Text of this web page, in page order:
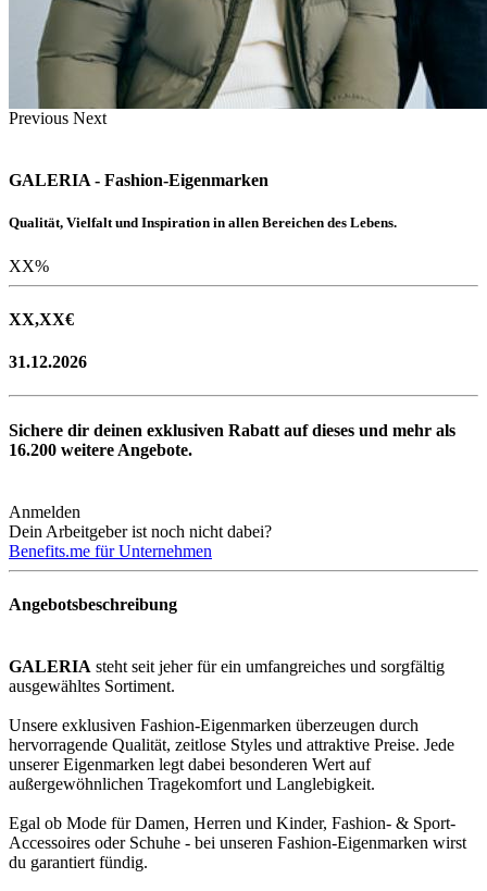
Previous Next
GALERIA - Fashion-Eigenmarken
Qualität, Vielfalt und Inspiration in allen Bereichen des Lebens.
XX%
XX,XX€
31.12.2026
Sichere dir deinen exklusiven Rabatt auf dieses und mehr als
16.200 weitere Angebote.
Anmelden
Dein Arbeitgeber ist noch nicht dabei?
Benefits.me für Unternehmen
Angebotsbeschreibung
GALERIA steht seit jeher für ein umfangreiches und sorgfältig
ausgewähltes Sortiment.
Unsere exklusiven Fashion-Eigenmarken überzeugen durch
hervorragende Qualität, zeitlose Styles und attraktive Preise. Jede
unserer Eigenmarken legt dabei besonderen Wert auf
außergewöhnlichen Tragekomfort und Langlebigkeit.
Egal ob Mode für Damen, Herren und Kinder, Fashion- & Sport-
Accessoires oder Schuhe - bei unseren Fashion-Eigenmarken wirst
du garantiert fündig.